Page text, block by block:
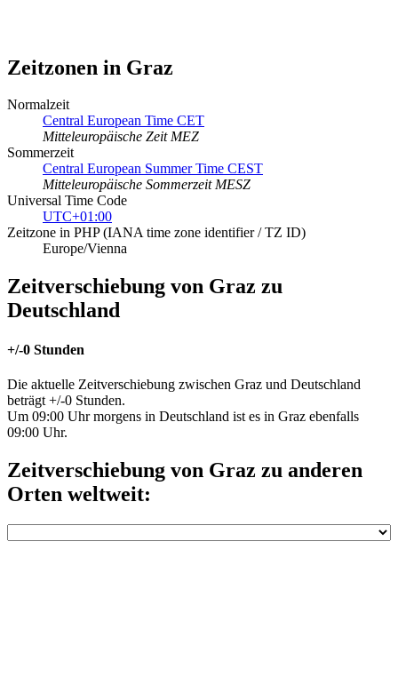
Zeitzonen in Graz
Normalzeit
Central European Time CET
Mitteleuropäische Zeit MEZ
Sommerzeit
Central European Summer Time CEST
Mitteleuropäische Sommerzeit MESZ
Universal Time Code
UTC+01:00
Zeitzone in PHP (IANA time zone identifier / TZ ID)
Europe/Vienna
Zeitverschiebung von Graz zu
Deutschland
+/-0 Stunden
Die aktuelle Zeitverschiebung zwischen Graz und Deutschland
beträgt +/-0 Stunden.
Um 09:00 Uhr morgens in Deutschland ist es in Graz ebenfalls
09:00 Uhr.
Zeitverschiebung von Graz zu anderen
Orten weltweit: